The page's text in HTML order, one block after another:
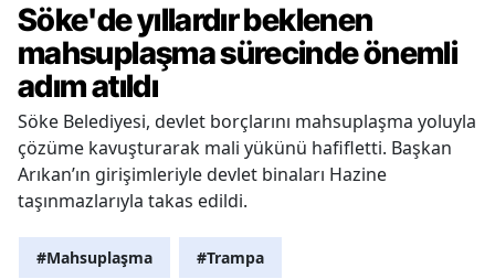
Söke'de yıllardır beklenen
mahsuplaşma sürecinde önemli
adım atıldı
Söke Belediyesi, devlet borçlarını mahsuplaşma yoluyla
çözüme kavuşturarak mali yükünü hafifletti. Başkan
Arıkan’ın girişimleriyle devlet binaları Hazine
taşınmazlarıyla takas edildi.
#Mahsuplaşma #Trampa